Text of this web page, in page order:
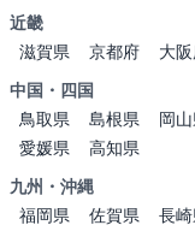
近畿
滋賀県
京都府 大
中国・四国
鳥取県
島根県 岡
愛媛県
高知県
九州・沖縄
福岡県
佐賀県 長